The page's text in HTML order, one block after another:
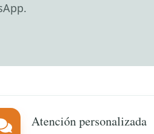
Atención personalizada